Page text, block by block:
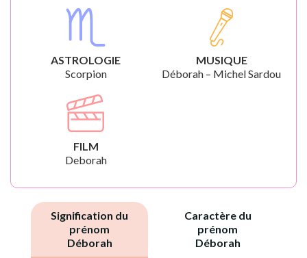
ASTROLOGIE
Scorpion
MUSIQUE
Déborah – Michel Sardou
FILM
Deborah
Signification du
prénom
Déborah
Caractère du
prénom
Déborah